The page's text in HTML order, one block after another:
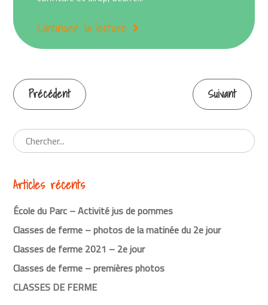
Continuer la lecture
Continuer
la
lecture
Précédent Suivant
Articles récents
École du Parc – Activité jus de pommes
Classes de ferme – photos de la matinée du 2e jour
Classes de ferme 2021 – 2e jour
Classes de ferme – premières photos
CLASSES DE FERME